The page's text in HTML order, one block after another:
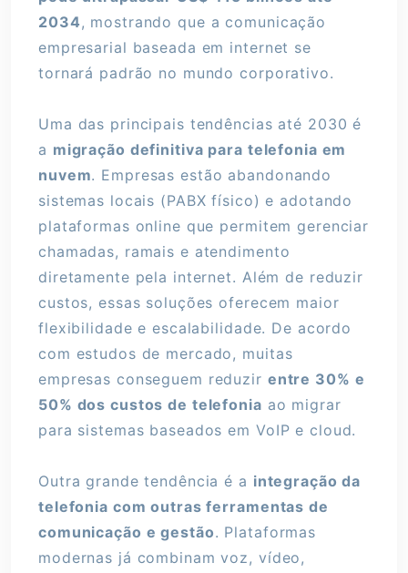
2034, mostrando que a comunicação
empresarial baseada em internet se
tornará padrão no mundo corporativo.
Uma das principais tendências até 2030 é
a migração definitiva para telefonia em
nuvem. Empresas estão abandonando
sistemas locais (PABX físico) e adotando
plataformas online que permitem gerenciar
chamadas, ramais e atendimento
diretamente pela internet. Além de reduzir
custos, essas soluções oferecem maior
flexibilidade e escalabilidade. De acordo
com estudos de mercado, muitas
empresas conseguem reduzir entre 30% e
50% dos custos de telefonia ao migrar
para sistemas baseados em VoIP e cloud.
Outra grande tendência é a integração da
telefonia com outras ferramentas de
comunicação e gestão. Plataformas
modernas já combinam voz, vídeo,